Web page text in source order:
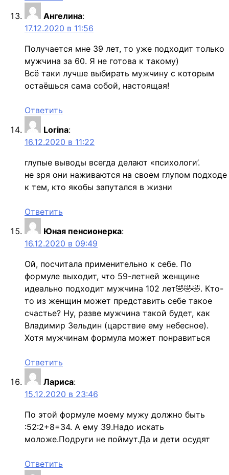
Ангелина:
17.12.2020 в 11:56
Получается мне 39 лет, то уже подходит только
мужчина за 60. Я не готова к такому)
Всё таки лучше выбирать мужчину с которым
остаёшься сама собой, настоящая!
Ответить
Lorina:
16.12.2020 в 11:22
глупые выводы всегда делают «психологи’.
не зря они наживаются на своем глупом подходе
к тем, кто якобы запутался в жизни
Ответить
Юная пенсионерка:
16.12.2020 в 09:49
Ой, посчитала применительно к себе. По
формуле выходит, что 59-летней женщине
идеально подходит мужчина 102 лет🤣🤣🤣. Кто-
то из женщин может представить себе такое
счастье? Ну, разве мужчина такой будет, как
Владимир Зельдин (царствие ему небесное).
Хотя мужчинам формула может понравиться
Ответить
Лариса:
15.12.2020 в 23:46
По этой формуле моему мужу должно быть
:52:2+8=34. А ему 39.Надо искать
моложе.Подруги не поймут.Да и дети осудят
Ответить